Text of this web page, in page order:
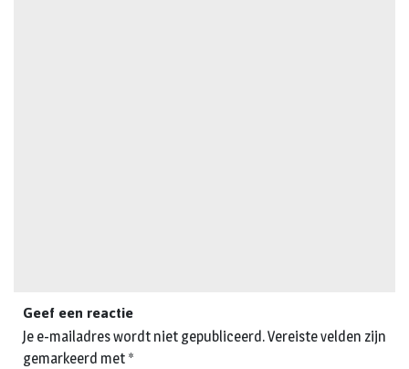
Geef een reactie
Je e-mailadres wordt niet gepubliceerd.Vereiste velden zijn
gemarkeerd met *